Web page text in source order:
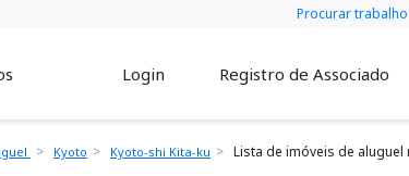
Procurar trabalho
Login Registro de Associado
Kyoto Kyoto-shi Kita-ku
Lista de imóveis de